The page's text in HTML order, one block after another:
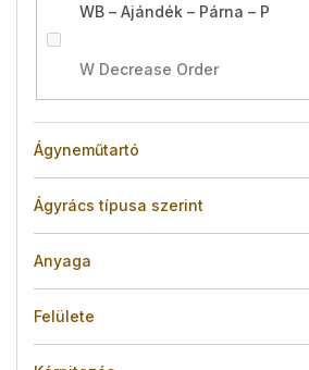
WB – Ajándék – Párna – P
W Decrease Order
Ágyneműtartó
Ágyrács típusa szerint
Anyaga
Felülete